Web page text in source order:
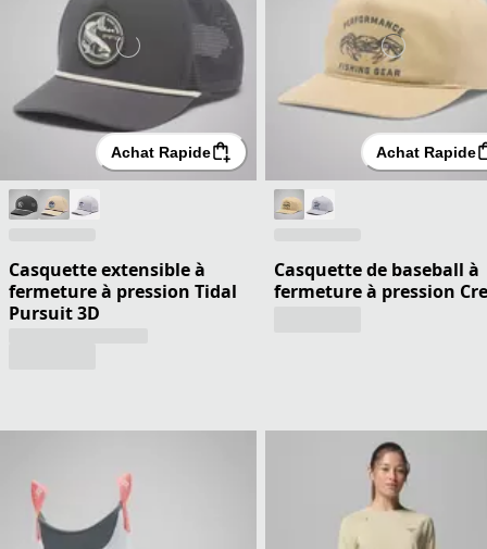
Achat Rapide
Casquette extensible à
fermeture à pression Tidal
Pursuit 3D
Achat Rapide
Casquette de baseball à
fermeture à pression